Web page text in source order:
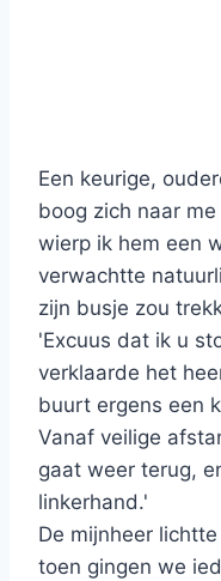
Een keurige,
boog zich naar
wierp ik hem een
verwachtte
zijn busje zou
'Excuus dat ik u
verklaarde het
buurt ergens een
Vanaf veilige
gaat weer terug,
linkerhand.'
De mijnheer
toen gingen we